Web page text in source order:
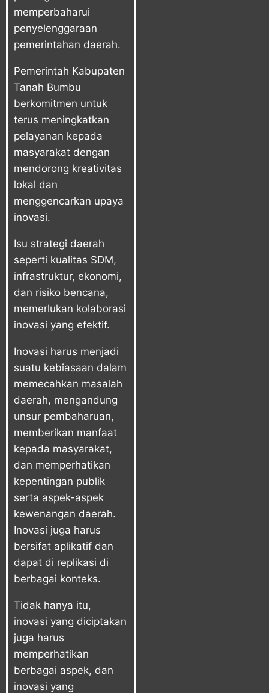
memperbaharui
penyelenggaraan
pemerintahan daerah.
Pemerintah Kabupaten
Tanah Bumbu
berkomitmen untuk
terus meningkatkan
pelayanan kepada
masyarakat dengan
mendorong kreativitas
lokal dan
menggencarkan upaya
inovasi.
Isu strategi daerah
seperti kualitas SDM,
infrastruktur, ekonomi,
dan risiko bencana,
memerlukan kolaborasi
inovasi yang efektif.
Inovasi harus menjadi
suatu kebiasaan dalam
memecahkan masalah
daerah, mengandung
unsur pembaharuan,
memberikan manfaat
kepada masyarakat,
dan memperhatikan
kepentingan publik
serta aspek-aspek
kewenangan daerah.
Inovasi juga harus
bersifat aplikatif dan
dapat di replikasi di
berbagai konteks.
Tidak hanya itu,
inovasi yang diciptakan
juga harus
memperhatikan
berbagai aspek, dan
inovasi yang